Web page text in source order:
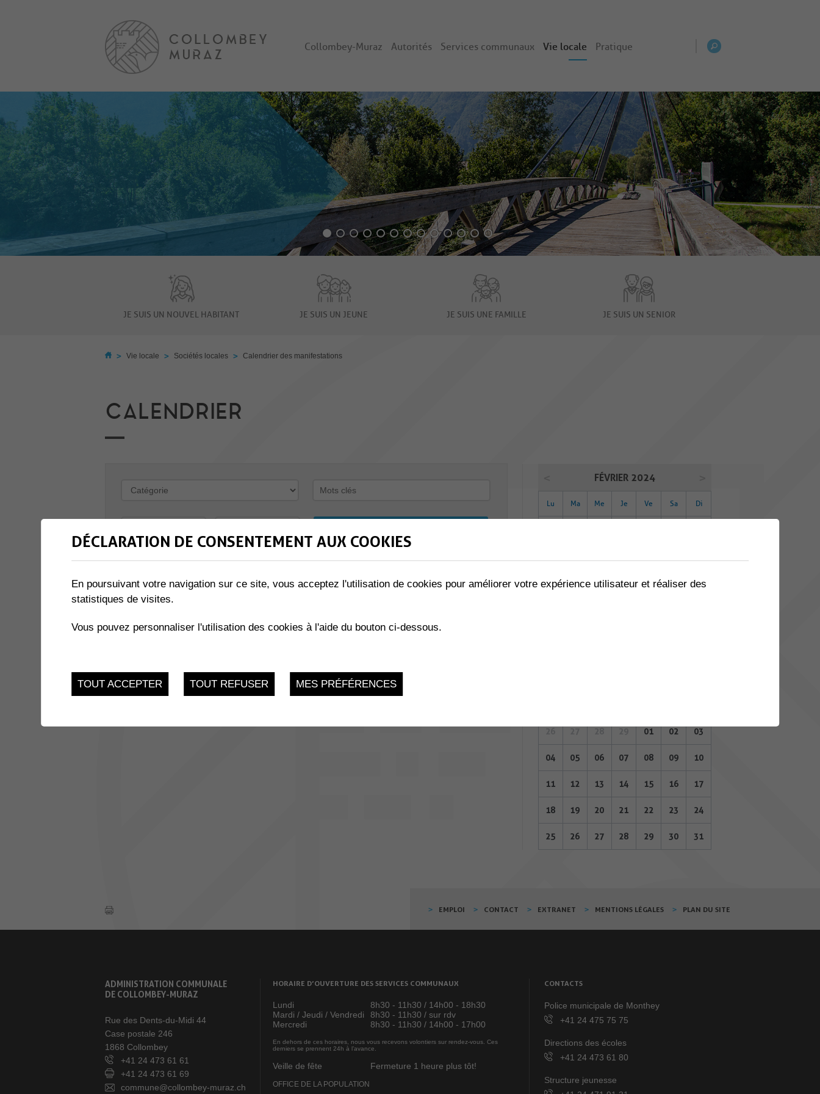
Collombey-Muraz Autorités Services communaux Vie locale Pratique
JE SUIS UN NOUVEL HABITANT JE SUIS UN JEUNE JE SUIS UNE FAMILLE JE SUIS UN SENIOR
> Vie locale > Sociétés locales > Calendrier des manifestations
CALENDRIER
8
OCT.
FAUX-SEMBLANTS | MEURTRE ET MYSTÈRE
Salle des Perraires Samedi 8 Octobre 2022, 19:00
FÉVRIER 2024
Lu Ma Me Je Ve Sa Di
12 13 14 15 16 17 18
01 02 03
04 05 06 07 08 09 10
11 12 13 14 15 16 17
18 19 20 21 22 23 24
25 26 27 28 29 30 31
EMPLOI CONTACT EXTRANET MENTIONS LÉGALES PLAN DU SITE
ADMINISTRATION COMMUNALE
DE COLLOMBEY-MURAZ
Rue des Dents-du-Midi 44
Case postale 246
1868 Collombey
+41 24 473 61 61
+41 24 473 61 69
commune@collombey-muraz.ch
HORAIRE D’OUVERTURE DES SERVICES COMMUNAUX
Lundi
8h30 - 11h30 / 14h00 - 18h30
Mardi / Jeudi / Vendredi
8h30 - 11h30 / sur rdv
Mercredi
8h30 - 11h30 / 14h00 - 17h00
En dehors de ces horaires, nous vous recevons volontiers sur rendez-vous. Ces
derniers se prennent 24h à l’avance.
Veille de fête Fermeture 1 heure plus tôt!
OFFICE DE LA POPULATION
CONTACTS
Police municipale de Monthey
+41 24 475 75 75
Directions des écoles
+41 24 473 61 80
Structure jeunesse
DÉCLARATION DE CONSENTEMENT AUX COOKIES
En poursuivant votre navigation sur ce site, vous acceptez l'utilisation de cookies pour améliorer votre expérience utilisateur et réaliser des
statistiques de visites.
Vous pouvez personnaliser l'utilisation des cookies à l'aide du bouton ci-dessous.
TOUT ACCEPTER TOUT REFUSER MES PRÉFÉRENCES